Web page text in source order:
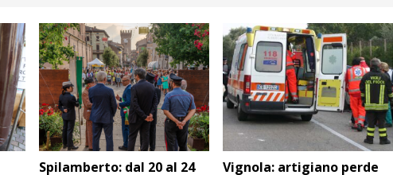
Spilamberto: dal 20 al 24
Vignola: artigiano perde